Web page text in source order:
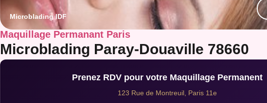
Microblading IDF
Maquillage Permanant Paris
Microblading Paray-Douaville 78660
Prenez RDV pour votre Maquillage Permanent
123 Rue de Montreuil, Paris 11e